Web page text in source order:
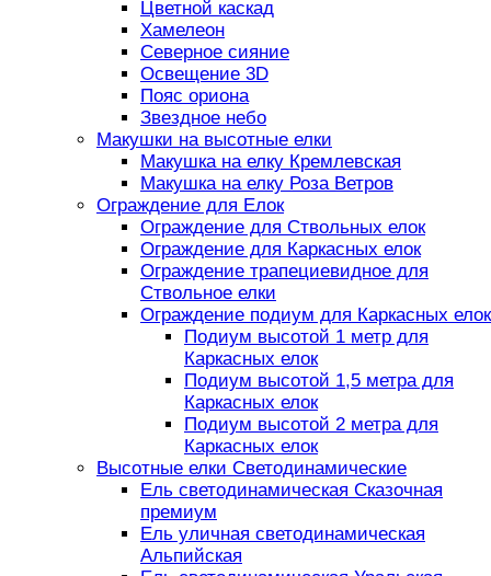
Цветной каскад
Хамелеон
Северное сияние
Освещение 3D
Пояс ориона
Звездное небо
Макушки на высотные елки
Макушка на елку Кремлевская
Макушка на елку Роза Ветров
Ограждение для Елок
Ограждение для Ствольных елок
Ограждение для Каркасных елок
Ограждение трапециевидное для
Ствольное елки
Ограждение подиум для Каркасных елок
Подиум высотой 1 метр для
Каркасных елок
Подиум высотой 1,5 метра для
Каркасных елок
Подиум высотой 2 метра для
Каркасных елок
Высотные елки Светодинамические
Ель светодинамическая Сказочная
премиум
Ель уличная светодинамическая
Альпийская